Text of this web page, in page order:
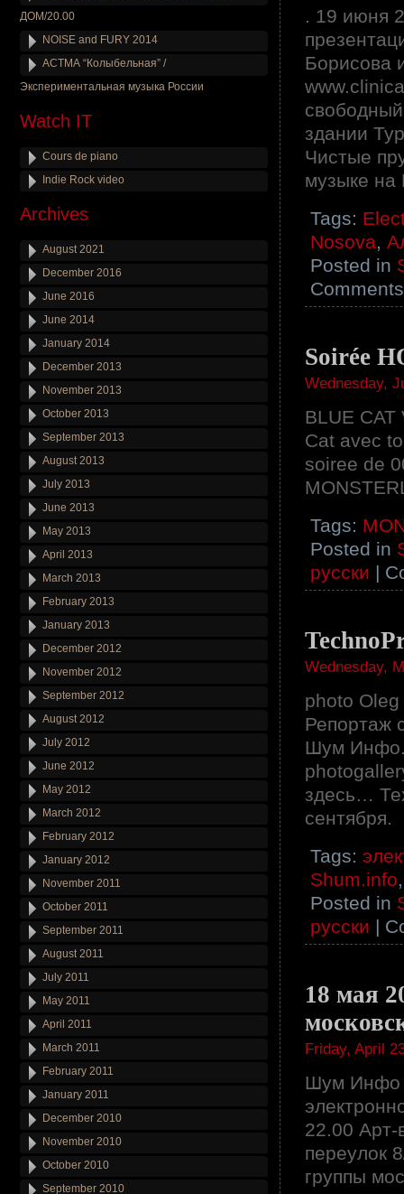
. 19 июня
Борисова
здании
Чистые
музыке
Tags:
Nosova,
Posted in
Soirée
Wednesday,
BLUE
Cat avec
soiree de
Tags:
Posted in
русски |
Wednesday,
photo
Репортаж
Шум Инфо.
здесь…
сентября.
Tags:
Shum.info
Posted in
русски |
18 мая
Friday, April
Шум Инфо
22.00
переулок
группы
ДОМ/20.00
NOISE and FURY 2014
АСТМА “Колыбельная” /
Экспериментальная музыка России
Watch IT
Cours de piano
Indie Rock video
Archives
August 2021
December 2016
June 2016
June 2014
January 2014
December 2013
November 2013
October 2013
September 2013
August 2013
July 2013
June 2013
May 2013
April 2013
March 2013
February 2013
January 2013
December 2012
November 2012
September 2012
August 2012
July 2012
June 2012
May 2012
March 2012
February 2012
January 2012
November 2011
October 2011
September 2011
August 2011
July 2011
May 2011
April 2011
March 2011
February 2011
January 2011
December 2010
November 2010
October 2010
September 2010